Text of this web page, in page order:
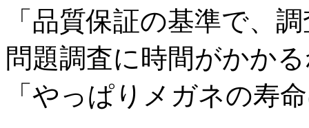
「品質保証の基準で、
問題調査に時間がかか
「やっぱりメガネの寿